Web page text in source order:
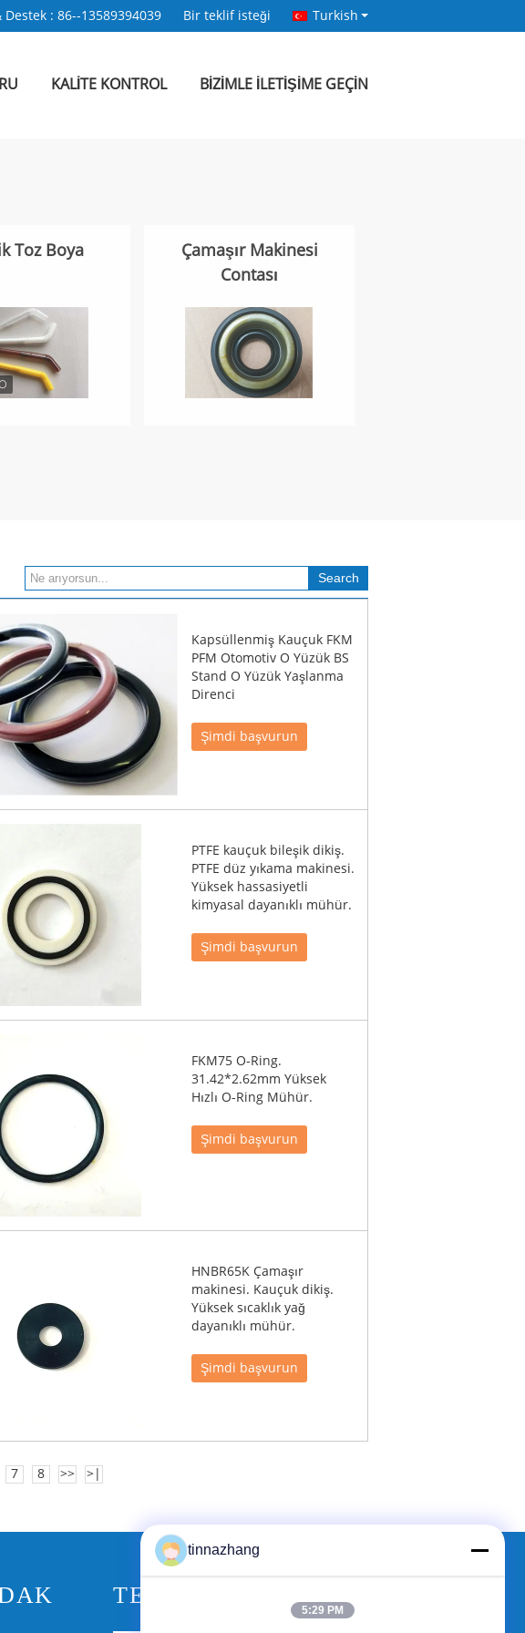
Destek : 86--13589394039 Bir teklif isteği Turkish
KALITE KONTROL BIZIMLE ILETIŞIME GEÇIN
Toz Boya
Çamaşır Makinesi
Contası
Kapsüllenmiş Kauçuk FKM
PFM Otomotiv O Yüzük BS
Stand O Yüzük Yaşlanma
Direnci
Şimdi başvurun
PTFE kauçuk bileşik dikiş.
PTFE düz yıkama makinesi.
Yüksek hassasiyetli
kimyasal dayanıklı mühür.
Şimdi başvurun
FKM75 O-Ring.
31.42*2.62mm Yüksek
Hızlı O-Ring Mühür.
Şimdi başvurun
HNBR65K Çamaşır
makinesi. Kauçuk dikiş.
Yüksek sıcaklık yağ
dayanıklı mühür.
Şimdi başvurun
7 8 >> >|
TEKLIF ISTEĞI
tinnazhang
5:29 PM